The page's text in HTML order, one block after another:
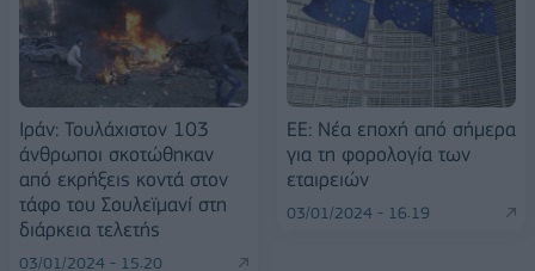
Ιράν: Τουλάχιστον 103
άνθρωποι σκοτώθηκαν
από εκρήξεις κοντά στον
τάφο του Σουλεϊμανί στη
διάρκεια τελετής
03/01/2024 - 15:20
ΕΕ: Νέα εποχή από σήμερα
για τη φορολογία των
εταιρειών
03/01/2024 - 16:19